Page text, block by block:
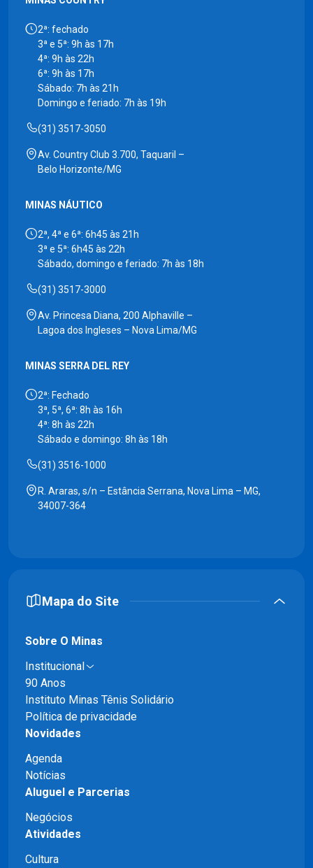
2ª: fechado
3ª e 5ª: 9h às 17h
4ª: 9h às 22h
6ª: 9h às 17h
Sábado: 7h às 21h
Domingo e feriado: 7h às 19h
(31) 3517-3050
Av. Country Club 3.700, Taquaril –
Belo Horizonte/MG
MINAS NÁUTICO
2ª, 4ª e 6ª: 6h45 às 21h
3ª e 5ª: 6h45 às 22h
Sábado, domingo e feriado: 7h às 18h
(31) 3517-3000
Av. Princesa Diana, 200 Alphaville –
Lagoa dos Ingleses – Nova Lima/MG
MINAS SERRA DEL REY
2ª: Fechado
3ª, 5ª, 6ª: 8h às 16h
4ª: 8h às 22h
Sábado e domingo: 8h às 18h
(31) 3516-1000
R. Araras, s/n – Estância Serrana, Nova Lima – MG,
34007-364
Mapa do Site
Sobre O Minas
Institucional
90 Anos
Instituto Minas Tênis Solidário
Política de privacidade
Novidades
Agenda
Notícias
Aluguel e Parcerias
Negócios
Atividades
Cultura